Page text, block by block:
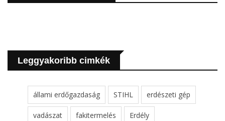
Leggyakoribb cimkék
állami erdőgazdaság STIHL erdészeti gép
vadászat fakitermelés Erdély